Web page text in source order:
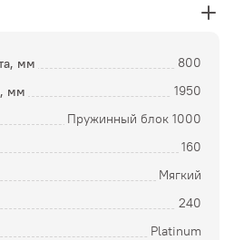
мм 800
мм 1950
Пружинный блок 1000
160
Мягкий
240
Platinum